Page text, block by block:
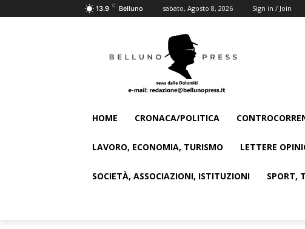
13.9 C Belluno sabato, Agosto 8, 2026 Sign in / Join
HOME CRONACA/POLITICA
LAVORO, ECONOMIA, TURISMO LETTERE
SOCIETÀ, ASSOCIAZIONI, ISTITUZIONI SPORT,